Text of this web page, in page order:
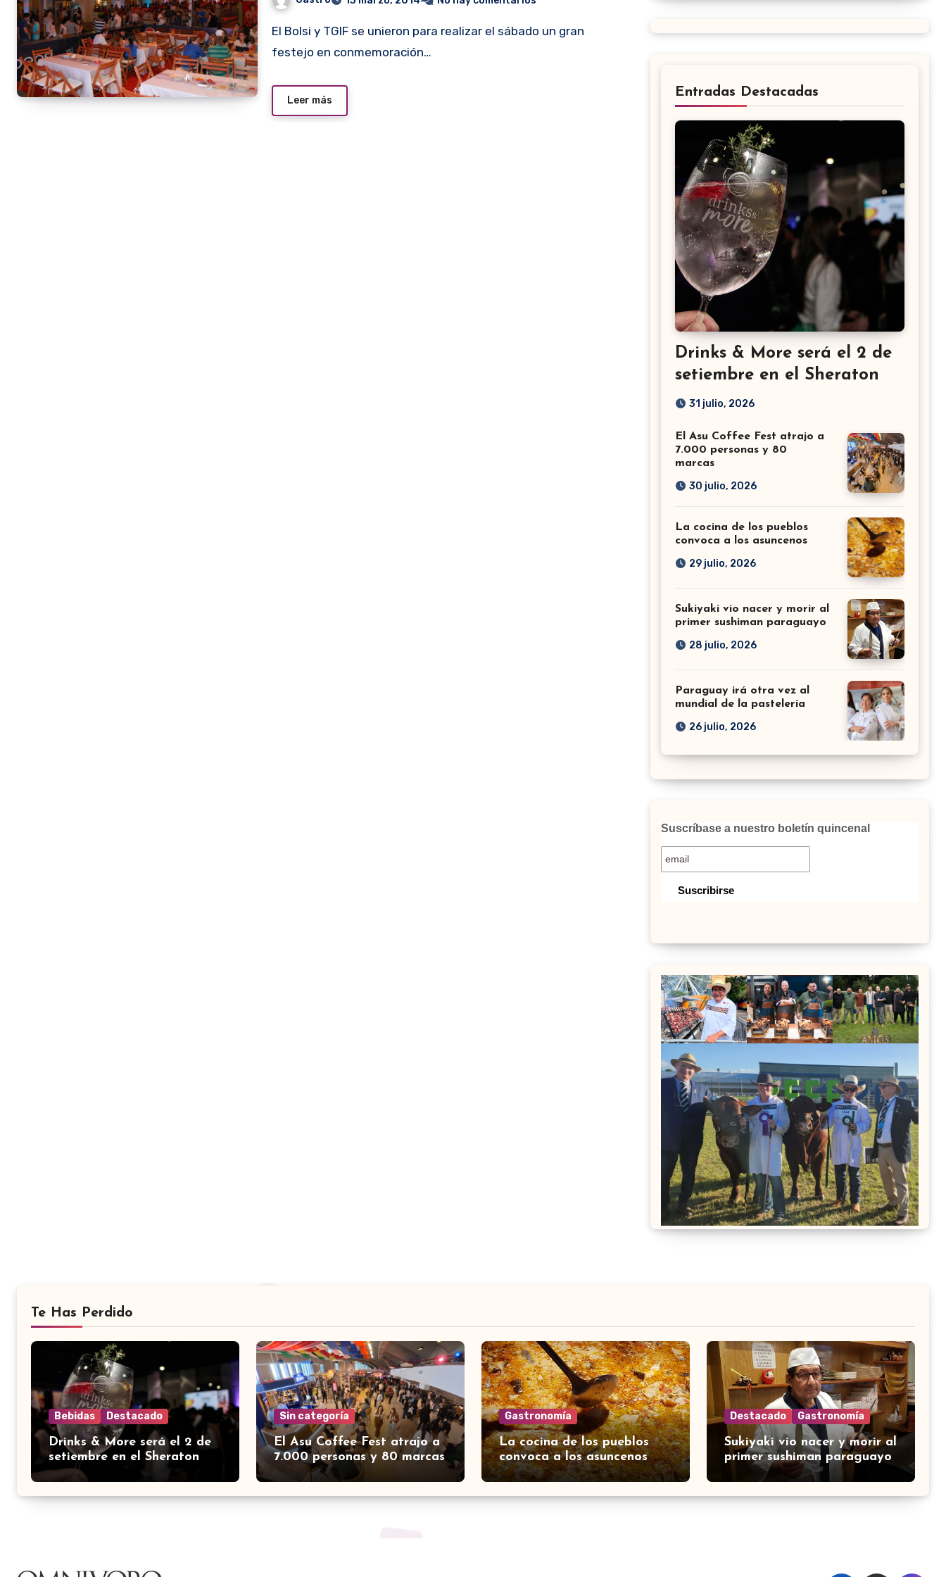
El Bolsi y TGIF se unieron para realizar el sábado un gran
festejo en conmemoración…
Leer más
Entradas Destacadas
Drinks & More será el 2 de
setiembre en el Sheraton
31 julio, 2026
El Asu Coffee Fest atrajo a
7.000 personas y 80
marcas
30 julio, 2026
La cocina de los pueblos
convoca a los asuncenos
29 julio, 2026
Sukiyaki vio nacer y morir al
primer sushiman paraguayo
28 julio, 2026
Paraguay irá otra vez al
mundial de la pastelería
26 julio, 2026
Suscríbase a nuestro boletín quincenal
Te Has Perdido
Bebidas Destacado
Drinks & More será el 2 de
setiembre en el Sheraton
Sin categoría
El Asu Coffee Fest atrajo a
7.000 personas y 80 marcas
Gastronomía
La cocina de los pueblos
convoca a los asuncenos
Destacado Gastronomía
Sukiyaki vio nacer y morir al
primer sushiman paraguayo